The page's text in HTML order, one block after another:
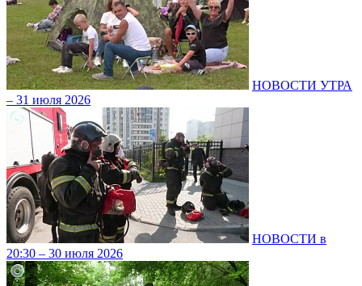
НОВОСТИ УТРА
– 31 июля 2026
НОВОСТИ в
20:30 – 30 июля 2026